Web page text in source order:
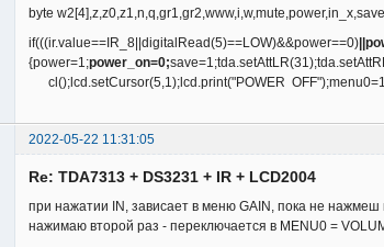
byte
if(((ir.value==IR_8||digitalRead(5)==LOW)&&power==0)
{power=1;power_on=0;
cl();lcd.setCursor(5,1);lcd.print("POWER
2022-05-22 11:31:05
Re: TDA7313 + DS3231 + IR + LCD2004
при нажатии IN, зависает в меню GAIN, пока не
нажимаю второй раз - переключается в MENU0 =